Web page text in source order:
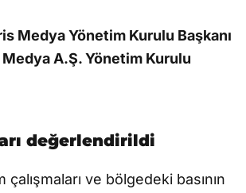
Medya Yönetim Kurulu Başkanı
A.Ş. Yönetim Kurulu
değerlendirildi
ve bölgedeki basının